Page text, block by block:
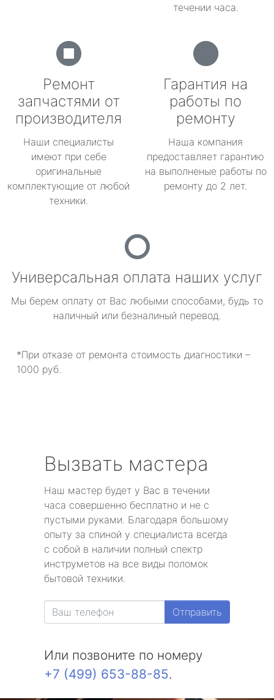
течении часа.
Ремонт
запчастями от
производителя
Наши специалисты
имеют при себе
оригинальные
комплектующие от любой
техники.
Гарантия на
работы по
ремонту
Наша компания
предоставляет гарантию
на выполненые работы по
ремонту до 2 лет.
Универсальная оплата наших услуг
Мы берем оплату от Вас любыми способами, будь то
наличный или безналиный перевод.
*При отказе от ремонта стоимость диагностики –
1000 руб.
Вызвать мастера
Наш мастер будет у Вас в течении
часа совершенно бесплатно и не с
пустыми руками. Благодаря большому
опыту за спиной у специалиста всегда
с собой в наличии полный спектр
инструметов на все виды поломок
бытовой техники.
Отправить
Или позвоните по номеру
+7 (499) 653-88-85.